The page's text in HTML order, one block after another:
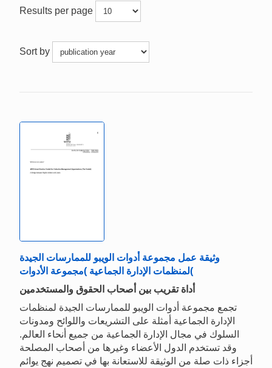
Results per page
Sort by
وثيقة عمل مجموعة أدوات الويبو للممارسات الجيدة
لمنظمات الإدارة الجماعية )مجموعة الأدوات(
أداة تقريب بين أصحاب الحقوق والمستخدمين
تجمع مجموعة أدوات الويبو للممارسات الجيدة لمنظمات
الإدارة الجماعية أمثلة على التشريعات واللوائح ومدونات
السلوك في مجال الإدارة الجماعية من جميع أنحاء العالم.
وقد تستخدم الدول الأعضاء وغيرها من أصحاب المصلحة
أجزاء ذات صلة من الوثيقة للاستعانة بها في تصميم نهج يوائم